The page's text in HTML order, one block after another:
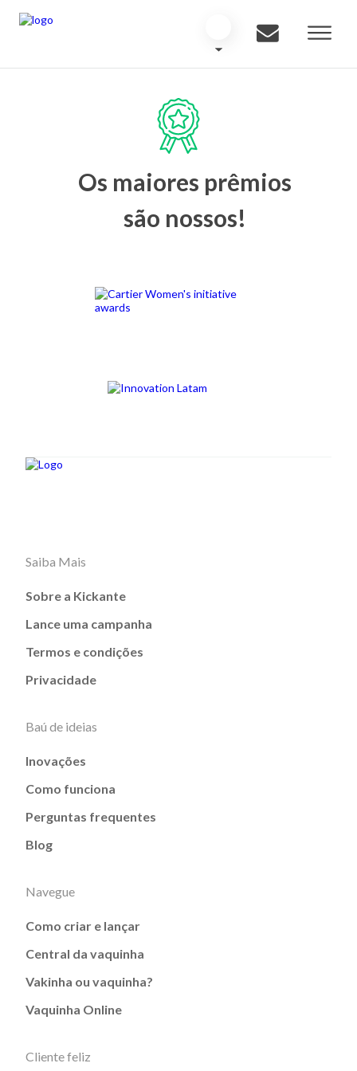
Os maiores prêmios
são nossos!
Saiba Mais
Sobre a Kickante
Lance uma campanha
Termos e condições
Privacidade
Baú de ideias
Inovações
Como funciona
Perguntas frequentes
Blog
Navegue
Como criar e lançar
Central da vaquinha
Vakinha ou vaquinha?
Vaquinha Online
Cliente feliz